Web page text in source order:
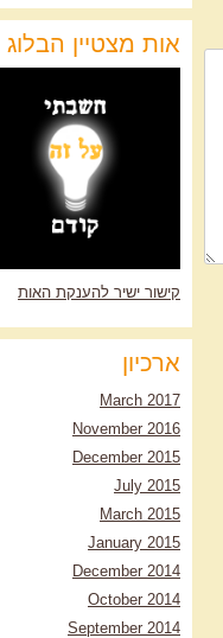
אות מצטיין הבלוג
קישור ישיר להענקת האות
ארכיון
March 2017
November 2016
December 2015
July 2015
March 2015
January 2015
December 2014
October 2014
September 2014